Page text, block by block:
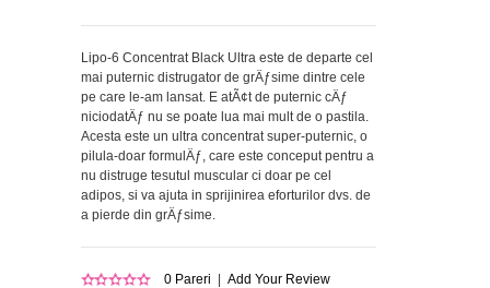
Lipo-6 Concentrat Black Ultra este de departe cel
mai puternic distrugator de grÄƒsime dintre cele
pe care le-am lansat. E atÃ¢t de puternic cÄƒ
niciodatÄƒ nu se poate lua mai mult de o pastila.
Acesta este un ultra concentrat super-puternic, o
pilula-doar formulÄƒ, care este conceput pentru a
nu distruge tesutul muscular ci doar pe cel
adipos, si va ajuta in sprijinirea eforturilor dvs. de
a pierde din grÄƒsime.
0 Pareri Add Your Review